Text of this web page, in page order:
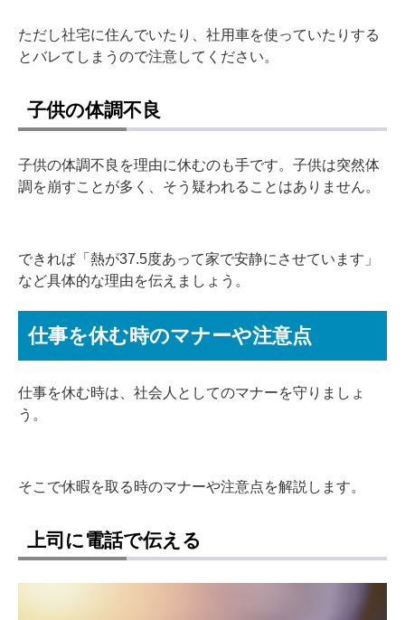
ただし社宅に住んでいたり、社用車を使っていたりする
とバレてしまうので注意してください。
子供の体調不良
子供の体調不良を理由に休むのも手です。子供は突然体
調を崩すことが多く、そう疑われることはありません。
できれば「熱が37.5度あって家で安静にさせています」
など具体的な理由を伝えましょう。
仕事を休む時のマナーや注意点
仕事を休む時は、社会人としてのマナーを守りましょ
う。
そこで休暇を取る時のマナーや注意点を解説します。
上司に電話で伝える